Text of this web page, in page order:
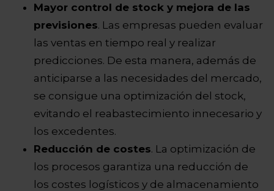
Mayor control de stock y mejora de las
previsiones. Las empresas pueden evaluar
las ventas en tiempo real y realizar
predicciones. De esta manera, además de
anticiparse a las necesidades del mercado,
se consigue una optimización del stock,
evitando el reabastecimiento innecesario y
los excedentes.
Reducción de costes. La optimización de
los procesos garantiza una reducción de
los costes logísticos y de almacenamiento